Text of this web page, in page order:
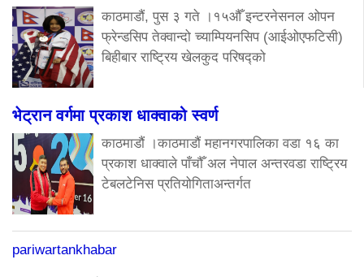
काठमाडौं, पुस ३ गते ।१५औँ इन्टरनेसनल ओपन
फ्रेन्डसिप तेक्वान्दो च्याम्पियनसिप (आईओएफटिसी)
बिहीबार राष्ट्रिय खेलकुद परिषद्को
भेट्रान वर्गमा प्रकाश धाक्वाको स्वर्ण
काठमाडौं ।काठमाडौं महानगरपालिका वडा १६ का
प्रकाश धाक्वाले पाँचौँ अल नेपाल अन्तरवडा राष्ट्रिय
टेबलटेनिस प्रतियोगिताअन्तर्गत
pariwartankhabar